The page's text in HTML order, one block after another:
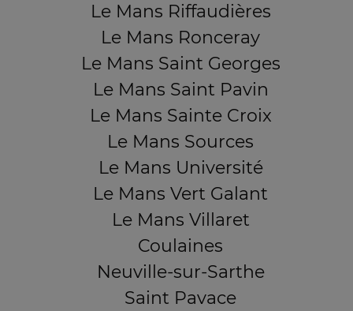
Le Mans Riffaudières
Le Mans Ronceray
Le Mans Saint Georges
Le Mans Saint Pavin
Le Mans Sainte Croix
Le Mans Sources
Le Mans Université
Le Mans Vert Galant
Le Mans Villaret
Coulaines
Neuville-sur-Sarthe
Saint Pavace